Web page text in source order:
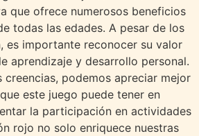
que ofrece numerosos beneficios
todas las edades. A pesar de los
es importante reconocer su valor
aprendizaje y desarrollo personal.
creencias, podemos apreciar mejor
este juego puede tener en
la participación en actividades
rojo no solo enriquece nuestras